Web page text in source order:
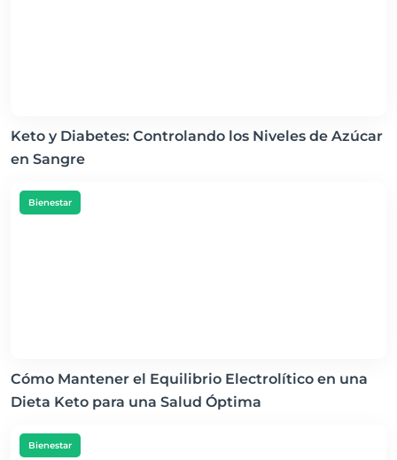
Keto y Diabetes: Controlando los Niveles de Azúcar
en Sangre
Bienestar
Cómo Mantener el Equilibrio Electrolítico en una
Dieta Keto para una Salud Óptima
Bienestar